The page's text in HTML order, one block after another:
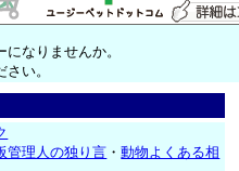
なりませんか。
い。
管理人の独り言 ・動物よくある相